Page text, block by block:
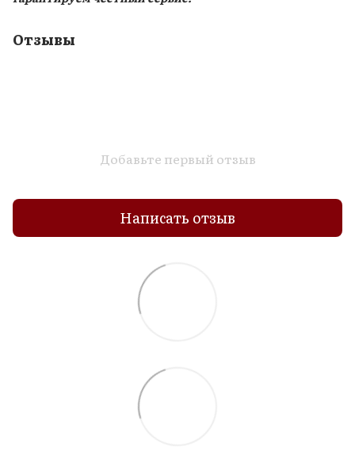
Отзывы
Добавьте первый отзыв
Написать отзыв